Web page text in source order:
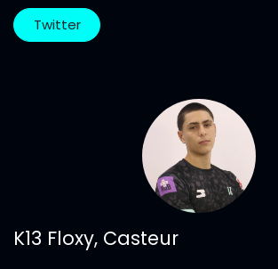
Twitter
K13 Floxy, Casteur